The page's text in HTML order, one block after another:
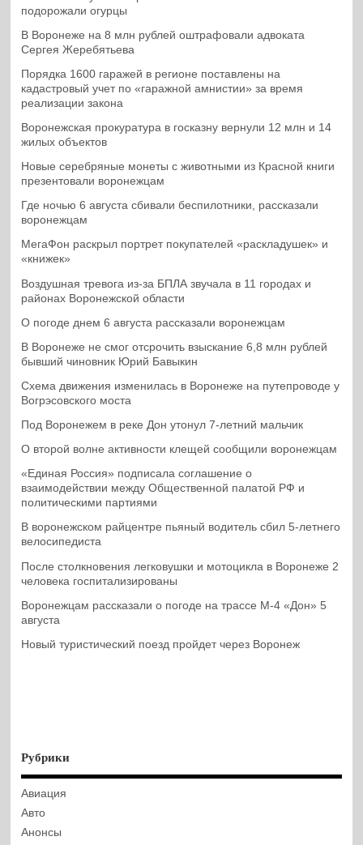
подорожали огурцы
В Воронеже на 8 млн рублей оштрафовали адвоката
Сергея Жеребятьева
Порядка 1600 гаражей в регионе поставлены на
кадастровый учет по «гаражной амнистии» за время
реализации закона
Воронежская прокуратура в госказну вернули 12 млн и 14
жилых объектов
Новые серебряные монеты с животными из Красной книги
презентовали воронежцам
Где ночью 6 августа сбивали беспилотники, рассказали
воронежцам
МегаФон раскрыл портрет покупателей «раскладушек» и
«книжек»
Воздушная тревога из-за БПЛА звучала в 11 городах и
районах Воронежской области
О погоде днем 6 августа рассказали воронежцам
В Воронеже не смог отсрочить взыскание 6,8 млн рублей
бывший чиновник Юрий Бавыкин
Схема движения изменилась в Воронеже на путепроводе у
Вогрэсовского моста
Под Воронежем в реке Дон утонул 7-летний мальчик
О второй волне активности клещей сообщили воронежцам
«Единая Россия» подписала соглашение о
взаимодействии между Общественной палатой РФ и
политическими партиями
В воронежском райцентре пьяный водитель сбил 5-летнего
велосипедиста
После столкновения легковушки и мотоцикла в Воронеже 2
человека госпитализированы
Воронежцам рассказали о погоде на трассе М-4 «Дон» 5
августа
Новый туристический поезд пройдет через Воронеж
Рубрики
Авиация
Авто
Анонсы